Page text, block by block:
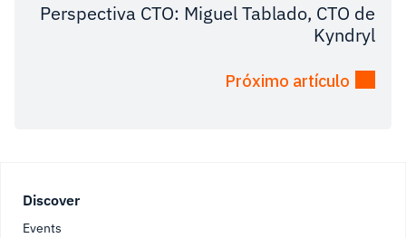
Perspectiva CTO: Miguel Tablado, CTO de
Kyndryl
Próximo artículo
Footer
Discover
Events